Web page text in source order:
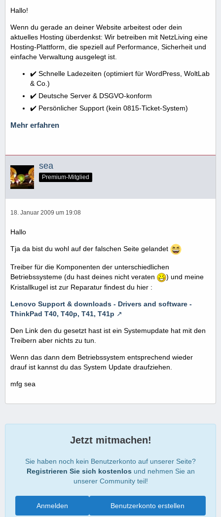
Hallo!
Wenn du gerade an deiner Website arbeitest oder dein
aktuelles Hosting überdenkst: Wir betreiben mit NetzLiving eine
Hosting-Plattform, die speziell auf Performance, Sicherheit und
einfache Verwaltung ausgelegt ist.
✔️ Schnelle Ladezeiten (optimiert für WordPress, WoltLab
& Co.)
✔️ Deutsche Server & DSGVO-konform
✔️ Persönlicher Support (kein 0815-Ticket-System)
Mehr erfahren
sea
Premium-Mitglied
18. Januar 2009 um 19:08
Hallo
Tja da bist du wohl auf der falschen Seite gelandet
Treiber für die Komponenten der unterschiedlichen
Betriebssysteme (du hast deines nicht veraten
) und meine
Kristallkugel ist zur Reparatur findest du hier :
Lenovo Support & downloads - Drivers and software -
ThinkPad T40, T40p, T41, T41p
Den Link den du gesetzt hast ist ein Systemupdate hat mit den
Treibern aber nichts zu tun.
Wenn das dann dem Betriebssystem entsprechend wieder
drauf ist kannst du das System Update draufziehen.
mfg sea
Jetzt mitmachen!
Sie haben noch kein Benutzerkonto auf unserer Seite?
Registrieren Sie sich kostenlos und nehmen Sie an
unserer Community teil!
Benutzerkonto erstellen
Anmelden